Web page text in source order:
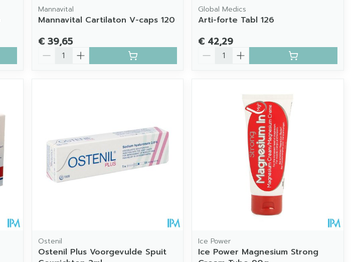
Mannavital
Mannavital Cartilaton V-caps 120
€ 39,65
Aantal
Global Medics
Arti-forte Tabl 126
€ 42,29
Aantal
Ostenil
Ostenil Plus Voorgevulde Spuit
Ice Power
Ice Power Magnesium Strong